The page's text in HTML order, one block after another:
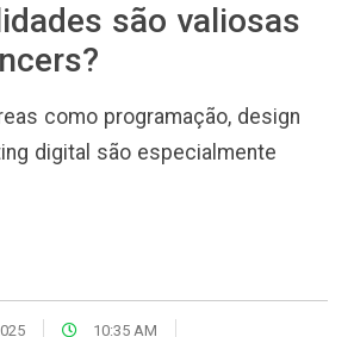
são valiosas
como programação, design
digital são especialmente
10:35 AM